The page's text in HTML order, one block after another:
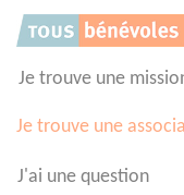
Je trouve une
Je trouve une
J'ai une question
Panneau de gestion des